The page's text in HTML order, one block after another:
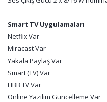
Smart TV Uygulamaları
Netflix Var
Miracast Var
Yakala Paylaş Var
Smart (TV) Var
HBB TV Var
Online Yazılım Güncelleme Var